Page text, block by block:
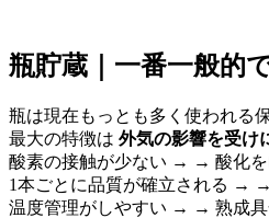
瓶貯蔵｜一番一般的
瓶は現在もっとも多く使われる
最大の特徴は 外気の影響を受け
酸素の接触が少ない → → 酸化を
1本ごとに品質が確立される →
温度管理がしやすい → → 熟成具